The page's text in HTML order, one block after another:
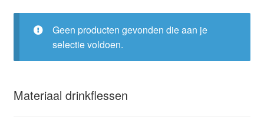
Herbruikbare boterhamzakjes
Accessoires
Geen producten gevonden die aan je
selectie voldoen.
Materiaal drinkflessen